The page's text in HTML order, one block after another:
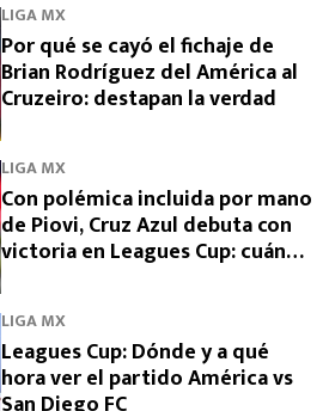
LIGA MX
Por qué se cayó el fichaje de
Brian Rodríguez del América al
Cruzeiro: destapan la verdad
LIGA MX
Con polémica incluida por mano
de Piovi, Cruz Azul debuta con
victoria en Leagues Cup: cuándo
LIGA MX
Leagues Cup: Dónde y a qué
hora ver el partido América vs